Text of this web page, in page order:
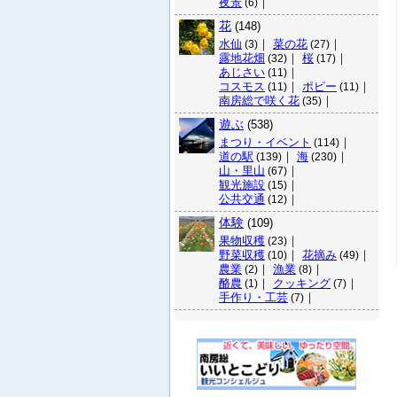
(6)
花 (148)
水仙 (3) ｜ 菜の花 (27) ｜
露地花畑 (32) ｜ 桜 (17) ｜
あじさい (11) ｜
コスモス (11) ｜ ポピー (11) ｜
南房総で咲く花 (35) ｜
遊ぶ (538)
まつり・イベント (114) ｜
道の駅 (139) ｜ 海 (230) ｜
山・里山 (67) ｜
観光施設 (15) ｜
公共交通 (12) ｜
体験 (109)
果物収穫 (23) ｜
野菜収穫 (10) ｜ 花摘み (49) ｜
農業 (2) ｜ 漁業 (8) ｜
酪農 (1) ｜ クッキング (7) ｜
手作り・工芸 (7) ｜